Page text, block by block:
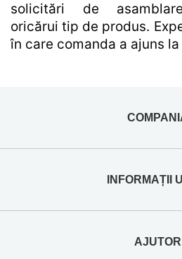
solicitări de
oricărui tip de produs.
în care comanda a ajuns
INFORMAȚII
AJUTOR